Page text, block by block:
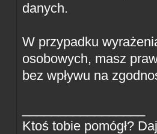
danych.
W przypadku
osobowych, masz
bez wpływu na
Ktoś tobie pomógł?